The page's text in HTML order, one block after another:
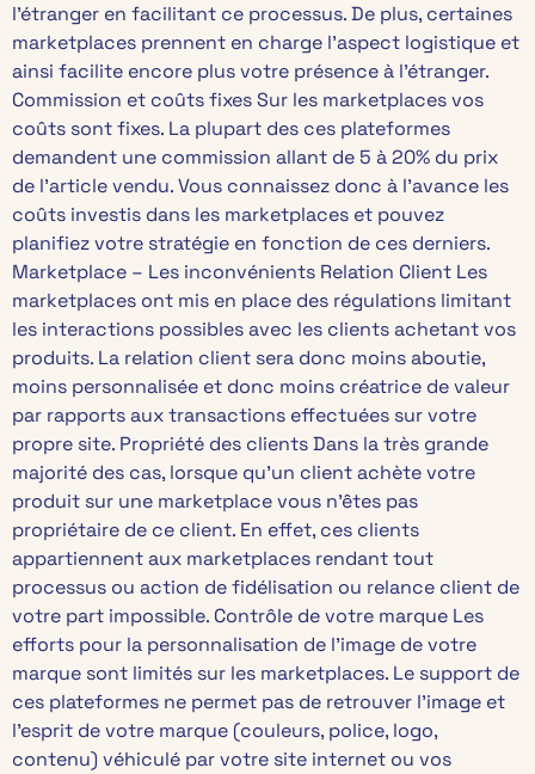
l’étranger en facilitant ce processus. De plus, certaines
marketplaces prennent en charge l’aspect logistique et
ainsi facilite encore plus votre présence à l’étranger.
Commission et coûts fixes Sur les marketplaces vos
coûts sont fixes. La plupart des ces plateformes
demandent une commission allant de 5 à 20% du prix
de l’article vendu. Vous connaissez donc à l’avance les
coûts investis dans les marketplaces et pouvez
planifiez votre stratégie en fonction de ces derniers.
Marketplace – Les inconvénients Relation Client Les
marketplaces ont mis en place des régulations limitant
les interactions possibles avec les clients achetant vos
produits. La relation client sera donc moins aboutie,
moins personnalisée et donc moins créatrice de valeur
par rapports aux transactions effectuées sur votre
propre site. Propriété des clients Dans la très grande
majorité des cas, lorsque qu’un client achète votre
produit sur une marketplace vous n’êtes pas
propriétaire de ce client. En effet, ces clients
appartiennent aux marketplaces rendant tout
processus ou action de fidélisation ou relance client de
votre part impossible. Contrôle de votre marque Les
efforts pour la personnalisation de l’image de votre
marque sont limités sur les marketplaces. Le support de
ces plateformes ne permet pas de retrouver l’image et
l’esprit de votre marque (couleurs, police, logo,
contenu) véhiculé par votre site internet ou vos